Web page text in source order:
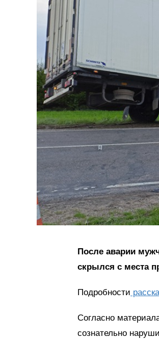
После аварии
скрылся с места
Подробности
Согласно
сознательно